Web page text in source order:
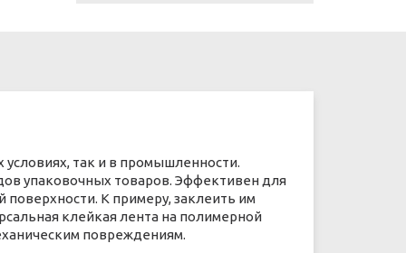
так и в промышленности.
упаковочных товаров. Эффективен для
К примеру, заклеить им
клейкая лента на полимерной
повреждениям.